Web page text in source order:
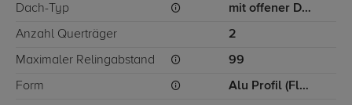
Dach-Typ mit offener Dachreling
Anzahl Querträger 2
Maximaler Relingabstand 99
Form Alu Profil (Flügelform)